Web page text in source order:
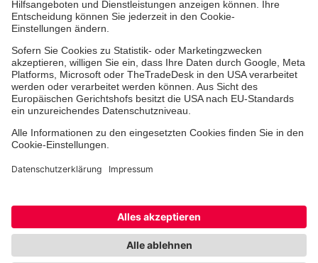
Freiwilligendienst
Spendenprojekte
Johanniter-Jugend
Einrichtungen
Cookie-Einstellungen Datenschutz Barrierefreiheit